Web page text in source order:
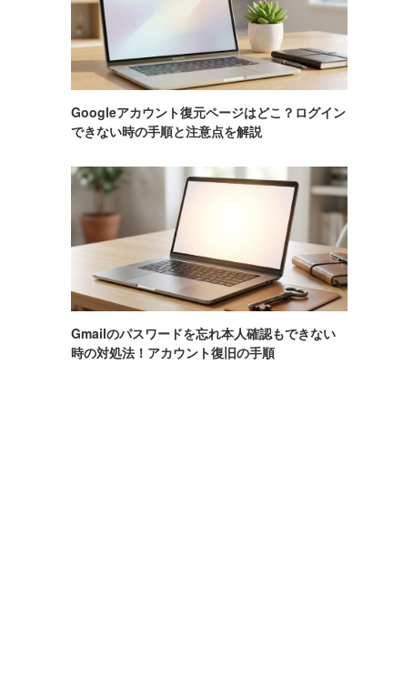
Googleアカウント復元ページはどこ？ログイン
できない時の手順と注意点を解説
Gmailのパスワードを忘れ本人確認もできない
時の対処法！アカウント復旧の手順